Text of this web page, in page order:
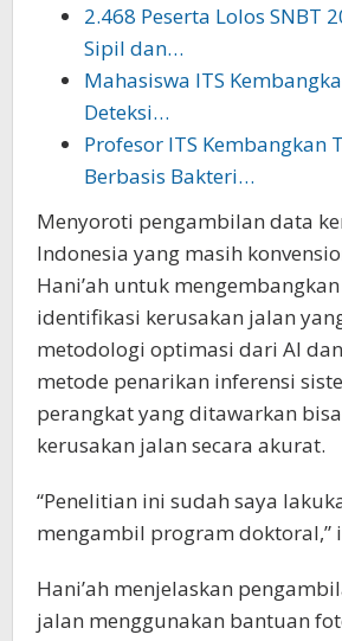
2.468 Peserta Lolos SNBT
Sipil dan…
Mahasiswa ITS
Deteksi…
Profesor ITS Kembangkan
Berbasis Bakteri…
Menyoroti pengambilan data
Indonesia yang masih
Hani’ah untuk
identifikasi kerusakan jalan
metodologi optimasi dari AI
metode penarikan inferensi
perangkat yang ditawarkan
kerusakan jalan secara akurat.
“Penelitian ini sudah saya
mengambil program doktoral,”
Hani’ah menjelaskan
jalan menggunakan bantuan